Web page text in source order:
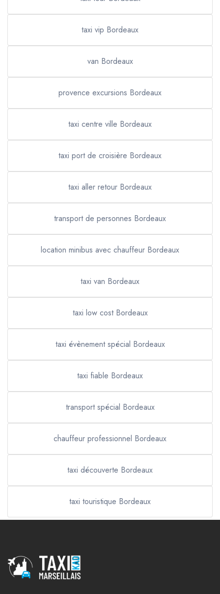
taxi vip Bordeaux
van Bordeaux
provence excursions Bordeaux
taxi centre ville Bordeaux
taxi port de croisière Bordeaux
taxi aller retour Bordeaux
transport de personnes Bordeaux
location minibus avec chauffeur Bordeaux
taxi van Bordeaux
taxi low cost Bordeaux
taxi évènement spécial Bordeaux
taxi fiable Bordeaux
transport spécial Bordeaux
chauffeur professionnel Bordeaux
taxi découverte Bordeaux
taxi touristique Bordeaux